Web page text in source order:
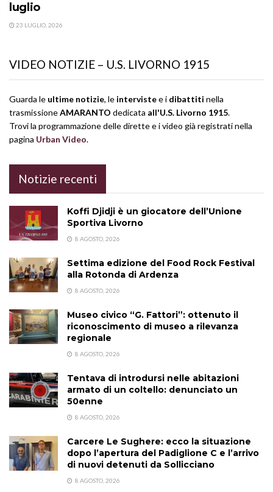
luglio
23 LUGLIO, 2026
VIDEO NOTIZIE – U.S. LIVORNO 1915
Guarda le ultime notizie, le intervistee i dibattiti nella
trasmissioneAMARANTO dedicata all'U.S. Livorno 1915.
Trovi la programmazione delle dirette e i video già registrati nella
pagina Urban Video.
Notizie recenti
Koffi Djidji è un giocatore dell’Unione
Sportiva Livorno
8 AGOSTO, 2026
Settima edizione del Food Rock Festival
alla Rotonda di Ardenza
8 AGOSTO, 2026
Museo civico “G. Fattori”: ottenuto il
riconoscimento di museo a rilevanza
regionale
8 AGOSTO, 2026
Tentava di introdursi nelle abitazioni
armato di un coltello: denunciato un
50enne
8 AGOSTO, 2026
Carcere Le Sughere: ecco la situazione
dopo l’apertura del Padiglione C e l’arrivo
di nuovi detenuti da Sollicciano
8 AGOSTO, 2026